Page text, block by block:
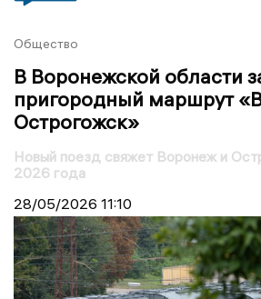
Общество
В Воронежской области
пригородный маршрут
Острогожск»
Новый поезд свяжет Воронеж и
2026 года
28/05/2026 11:10